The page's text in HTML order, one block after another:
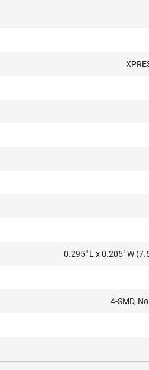
0.295" L x 0.205" W
4-SMD,